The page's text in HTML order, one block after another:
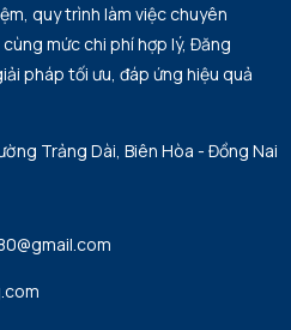
quy trình làm việc chuyên
mức chi phí hợp lý, Đăng
pháp tối ưu, đáp ứng hiệu quả
Trảng Dài, Biên Hòa - Đồng Nai